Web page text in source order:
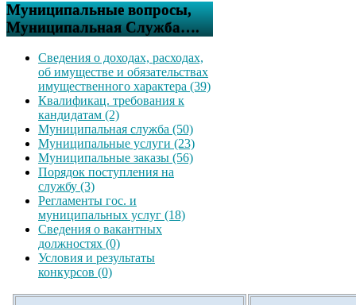
Муниципальные вопросы,
Муниципальная Служба….
Сведения о доходах, расходах,
об имуществе и обязательствах
имущественного характера (39)
Квалификац. требования к
кандидатам (2)
Муниципальная служба (50)
Муниципальные услуги (23)
Муниципальные заказы (56)
Порядок поступления на
службу (3)
Регламенты гос. и
муниципальных услуг (18)
Сведения о вакантных
должностях (0)
Условия и результаты
конкурсов (0)